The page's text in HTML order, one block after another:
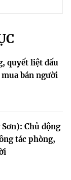
quyết liệt đấu
bán người
Chủ động
tác phòng,